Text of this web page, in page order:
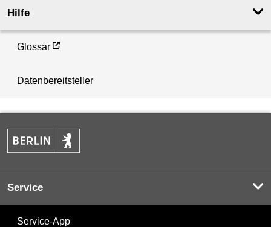
Hilfe
Glossar
Datenbereitsteller
Service
Service-App